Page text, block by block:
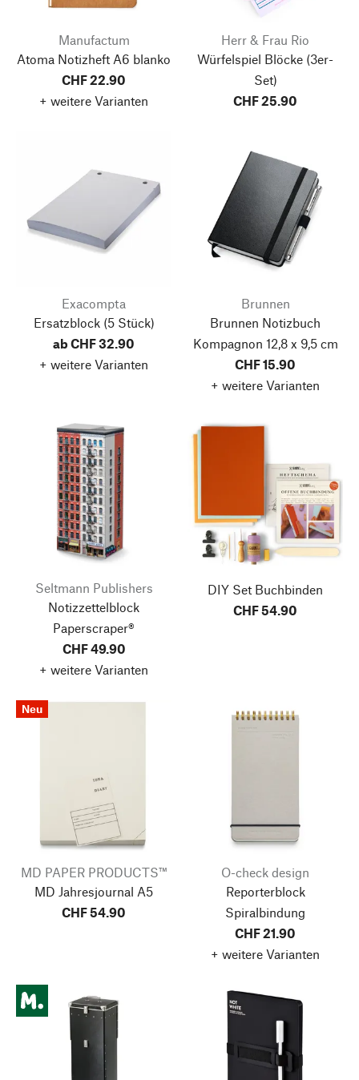
Manufactum
Atoma Notizheft A6 blanko
CHF 22.90
+ weitere Varianten
Herr & Frau Rio
Würfelspiel Blöcke (3er-
Set)
CHF 25.90
Exacompta
Ersatzblock(5 Stück)
ab CHF 32.90
+ weitere Varianten
Brunnen
Brunnen Notizbuch
Kompagnon 12,8 x 9,5 cm
CHF 15.90
+ weitere Varianten
Seltmann Publishers
Notizzettelblock
Paperscraper®
CHF 49.90
+ weitere Varianten
DIY Set Buchbinden
CHF 54.90
Neu
MD PAPER PRODUCTS™
MD Jahresjournal A5
CHF 54.90
O-check design
Reporterblock
Spiralbindung
CHF 21.90
+ weitere Varianten